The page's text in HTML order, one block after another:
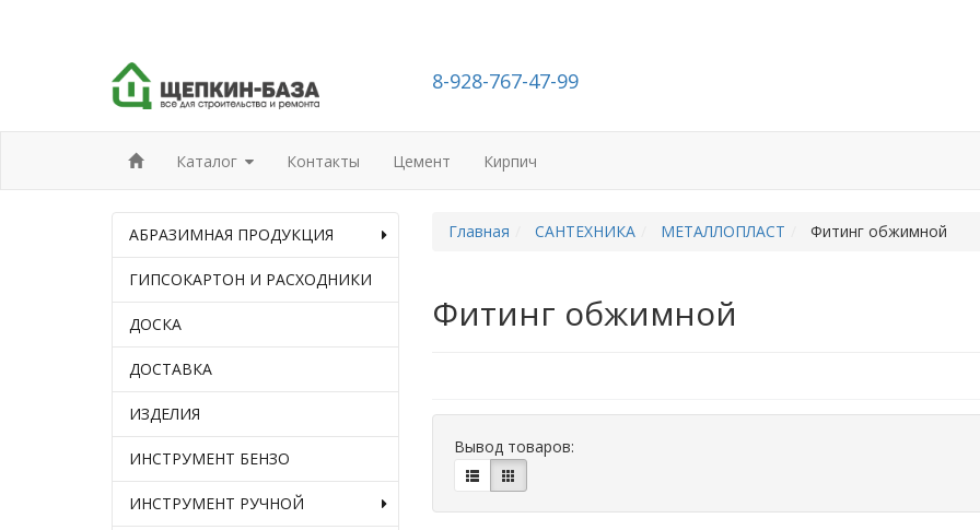
8-928-767-47-99
Каталог Контакты Цемент Кирпич
АБРАЗИМНАЯ ПРОДУКЦИЯ
ГИПСОКАРТОН И РАСХОДНИКИ
ДОСКА
ДОСТАВКА
ИЗДЕЛИЯ
ИНСТРУМЕНТ БЕНЗО
ИНСТРУМЕНТ РУЧНОЙ
Главная САНТЕХНИКА МЕТАЛЛОПЛАСТ Фитинг обжимной
Фитинг обжимной
Вывод товаров: